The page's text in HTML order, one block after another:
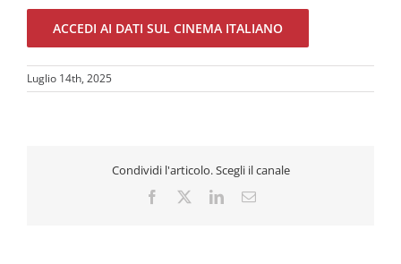
ACCEDI AI DATI SUL CINEMA ITALIANO
Luglio 14th, 2025
Condividi l'articolo. Scegli il canale
Facebook LinkedInEmail